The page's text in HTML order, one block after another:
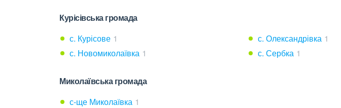
Курісівська громада
с. Курісове 1
с. Новомиколаївка 1
с. Олександрівка 1
с. Сербка 1
Миколаївська громада
с-ще Миколаївка 1